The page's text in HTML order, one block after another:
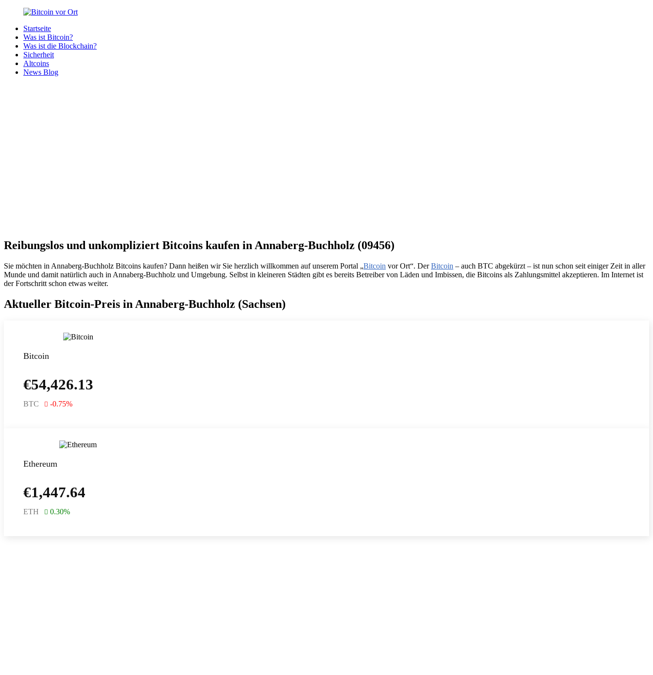
Zurück
Inhalt
Bitcoin
Bitcoins
deiner
Region
Startseite
Was ist Bitcoin?
Was ist die Blockchain?
Sicherheit
Altcoins
News Blog
Reibungslos und unkompliziert Bitcoins kaufen in Annaberg-Buchholz (09456)
Sie möchten in Annaberg-Buchholz Bitcoins kaufen? Dann heißen wir Sie herzlich willkommen auf unserem Portal „Bitcoin vor Ort“. DerBitcoin – auch BTC abgekürzt – ist nun schon seit einiger Zeit in aller
Munde und damit natürlich auch in Annaberg-Buchholz und Umgebung. Selbst in kleineren Städten gibt es bereits Betreiber von Läden und Imbissen, die Bitcoins als Zahlungsmittel akzeptieren. Im Internet ist
der Fortschritt schon etwas weiter.
Aktueller Bitcoin-Preis in Annaberg-Buchholz (Sachsen)
Bitcoin
€54,426.13
BTC -0.75%
Ethereum
€1,447.64
ETH 0.30%